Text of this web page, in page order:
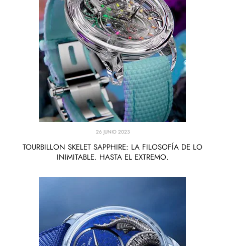
26 JUNIO 2023
TOURBILLON SKELET SAPPHIRE: LA FILOSOFÍA DE LO
INIMITABLE. HASTA EL EXTREMO.